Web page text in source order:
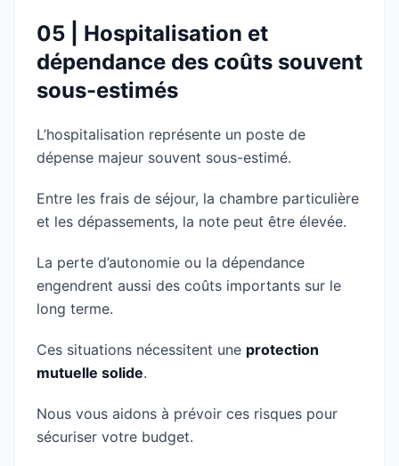
05 | Hospitalisation et
dépendance des coûts souvent
sous-estimés
L’hospitalisation représente un poste de
dépense majeur souvent sous-estimé.
Entre les frais de séjour, la chambre particulière
et les dépassements, la note peut être élevée.
La perte d’autonomie ou la dépendance
engendrent aussi des coûts importants sur le
long terme.
Ces situations nécessitent une protection
mutuelle solide.
Nous vous aidons à prévoir ces risques pour
sécuriser votre budget.